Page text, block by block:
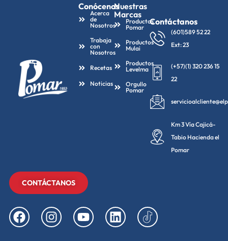
Conócenos
Acerca
de
Nosotros
Trabaja
con
Nosotros
Recetas
Noticias
Nuestras
Marcas
Productos
Pomar
Productos
Mulai
Productos
Levelma
Orgullo
Pomar
Contáctanos
(601)589 52 22
Ext: 23
(+57)(1) 320 236 15
22
Km 3 Vía Cajicá-
Tabio Hacienda el
Pomar
CONTÁCTANOS